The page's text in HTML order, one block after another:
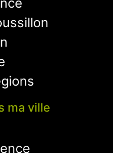
ma ville